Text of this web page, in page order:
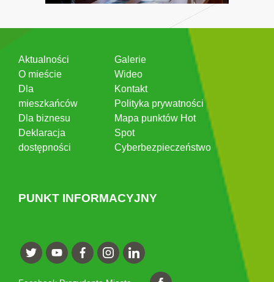
Aktualności
O mieście
Dla
mieszkańców
Dla biznesu
Deklaracja
dostępności
Galerie
Wideo
Kontakt
Polityka prywatności
Mapa punktów Hot
Spot
Cyberbezpieczeństwo
PUNKT INFORMACYJNY